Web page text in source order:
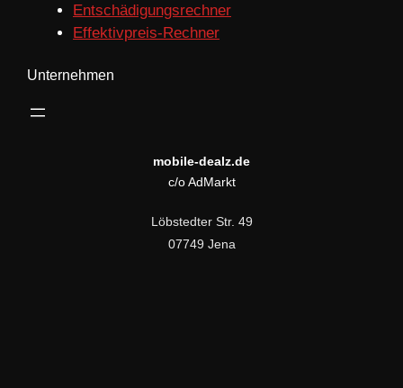
Entschädigungsrechner
Effektivpreis-Rechner
Unternehmen
mobile-dealz.de
c/o AdMarkt
Löbstedter Str. 49
07749 Jena